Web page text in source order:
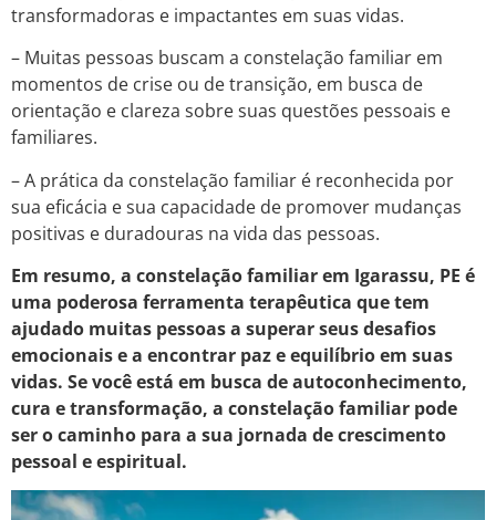
transformadoras e impactantes em suas vidas.
– Muitas pessoas buscam a constelação familiar em
momentos de crise ou de transição, em busca de
orientação e clareza sobre suas questões pessoais e
familiares.
– A prática da constelação familiar é reconhecida por
sua eficácia e sua capacidade de promover mudanças
positivas e duradouras na vida das pessoas.
Em resumo, a constelação familiar em Igarassu, PE é
uma poderosa ferramenta terapêutica que tem
ajudado muitas pessoas a superar seus desafios
emocionais e a encontrar paz e equilíbrio em suas
vidas. Se você está em busca de autoconhecimento,
cura e transformação, a constelação familiar pode
ser o caminho para a sua jornada de crescimento
pessoal e espiritual.